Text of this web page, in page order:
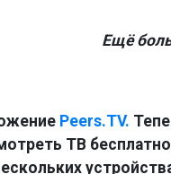
Ещё
Peers.TV.
ТВ